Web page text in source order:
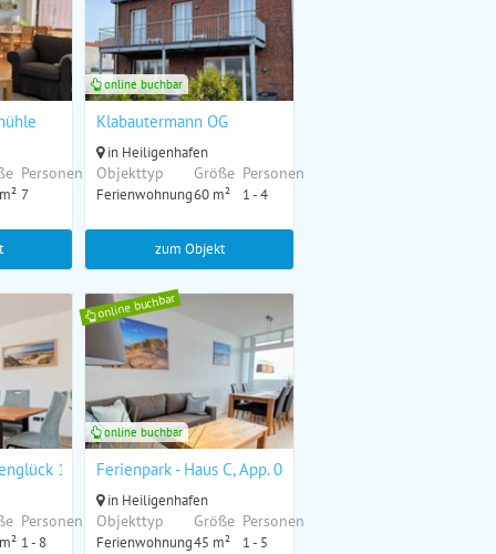
Personen
7
Klabautermann OG
in Heiligenhafen
Objekttyp
Ferienwohnung
Größe
60 m²
Personen
1 - 4
online buchbar
zum Objekt
1
Personen
1 - 8
online buchbar
Ferienpark - Haus C, App. 0C1109
in Heiligenhafen
Objekttyp
Ferienwohnung
Größe
45 m²
Personen
1 - 5
online buchbar